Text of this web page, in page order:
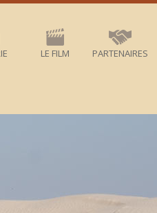
LE FILM PARTENAIRES